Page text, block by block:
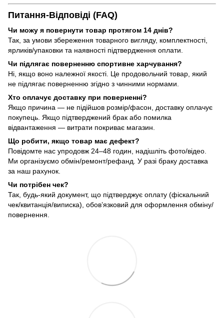
Питання-Відповіді (FAQ)
Чи можу я повернути товар протягом 14 днів?
Так, за умови збереження товарного вигляду, комплектності,
ярликів/упаковки та наявності підтвердження оплати.
Чи підлягає поверненню спортивне харчування?
Ні, якщо воно належної якості. Це продовольчий товар, який
не підлягає поверненню згідно з чинними нормами.
Хто оплачує доставку при поверненні?
Якщо причина — не підійшов розмір/фасон, доставку оплачує
покупець. Якщо підтверджений брак або помилка
відвантаження — витрати покриває магазин.
Що робити, якщо товар має дефект?
Повідомте нас упродовж 24–48 годин, надішліть фото/відео.
Ми організуємо обмін/ремонт/рефанд. У разі браку доставка
за наш рахунок.
Чи потрібен чек?
Так, будь-який документ, що підтверджує оплату (фіскальний
чек/квитанція/виписка), обов’язковий для оформлення обміну/
повернення.